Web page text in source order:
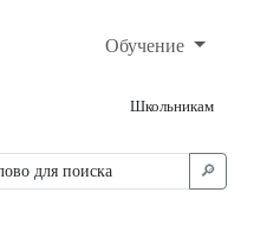
Обучение
Школьникам
🔎︎